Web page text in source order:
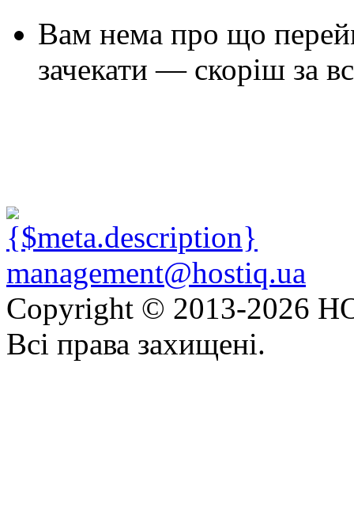
Вам нема про що
зачекати — скоріш за
management@hostiq.ua
Copyright © 2013-2026
Всі права захищені.